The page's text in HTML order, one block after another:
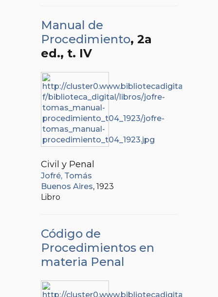
Manual de
Procedimiento, 2a
ed., t. IV
Civil y Penal
Jofré, Tomás
Buenos Aires, 1923
Libro
Código de
Procedimientos en
materia Penal